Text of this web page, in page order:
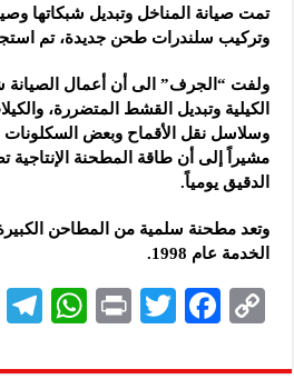
تمت صيانة المناخل وتبديل شبكاتها
وتركيب سلندرات طحن جديدة، تم
ولفت “الجرف” الى أن أعمال الصيانة
الكيلية وتبديل القشط المتضررة،
وسلاسل نقل الأقماح وبعض السكلونات
الدقيق يومياً.
وتعد مطحنة سلمية من المطاحن
الخدمة عام 1998.
C
p
F
eb
T
tt
P
nt
W
at